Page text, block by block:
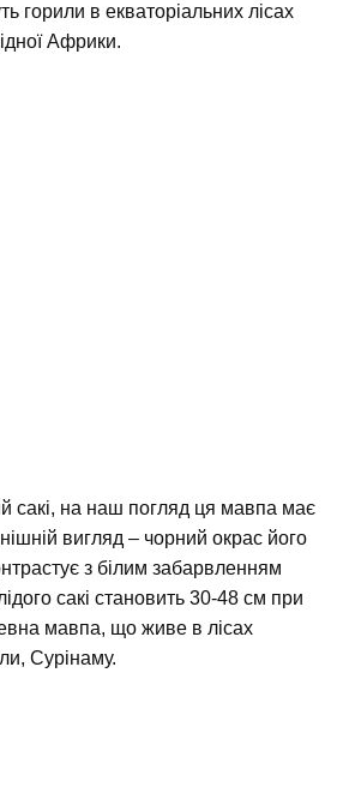
горили в екваторіальних лісах
Африки.
сакі, на наш погляд ця мавпа має
вигляд – чорний окрас його
з білим забарвленням
сакі становить 30-48 см при
мавпа, що живе в лісах
Сурінаму.